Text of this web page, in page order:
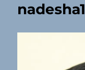
nadesha1